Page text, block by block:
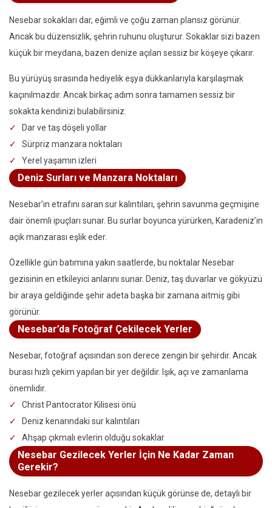
Nesebar sokakları dar, eğimli ve çoğu zaman plansız görünür.
Ancak bu düzensizlik, şehrin ruhunu oluşturur. Sokaklar sizi bazen
küçük bir meydana, bazen denize açılan sessiz bir köşeye çıkarır.
Bu yürüyüş sırasında hediyelik eşya dükkanlarıyla karşılaşmak
kaçınılmazdır. Ancak birkaç adım sonra tamamen sessiz bir
sokakta kendinizi bulabilirsiniz.
Dar ve taş döşeli yollar
Sürpriz manzara noktaları
Yerel yaşamın izleri
Deniz Surları ve Manzara Noktaları
Nesebar’ın etrafını saran sur kalıntıları, şehrin savunma geçmişine
dair önemli ipuçları sunar. Bu surlar boyunca yürürken, Karadeniz’in
açık manzarası eşlik eder.
Özellikle gün batımına yakın saatlerde, bu noktalar Nesebar
gezisinin en etkileyici anlarını sunar. Deniz, taş duvarlar ve gökyüzü
bir araya geldiğinde şehir adeta başka bir zamana aitmiş gibi
görünür.
Nesebar’da Fotoğraf Çekilecek Yerler
Nesebar, fotoğraf açısından son derece zengin bir şehirdir. Ancak
burası hızlı çekim yapılan bir yer değildir. Işık, açı ve zamanlama
önemlidir.
Christ Pantocrator Kilisesi önü
Deniz kenarındaki sur kalıntıları
Ahşap çıkmalı evlerin olduğu sokaklar
Nesebar Gezilecek Yerler İçin Ne Kadar Zaman
Gerekir?
Nesebar gezilecek yerler açısından küçük görünse de, detaylı bir